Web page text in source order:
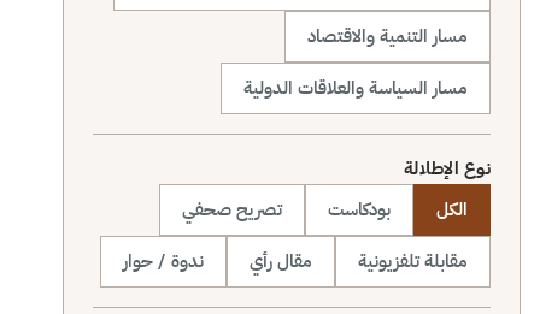
مسار التنمية والاقتصاد
مسار السياسة والعلاقات الدولية
نوع الإطلالة
الكل
بودكاست
تصريح صحفي
مقابلة تلفزيونية
مقال رأي ندوة / حوار